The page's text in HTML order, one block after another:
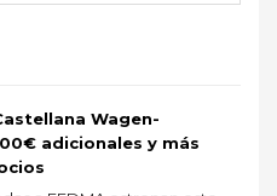
Wagen-
adicionales y más